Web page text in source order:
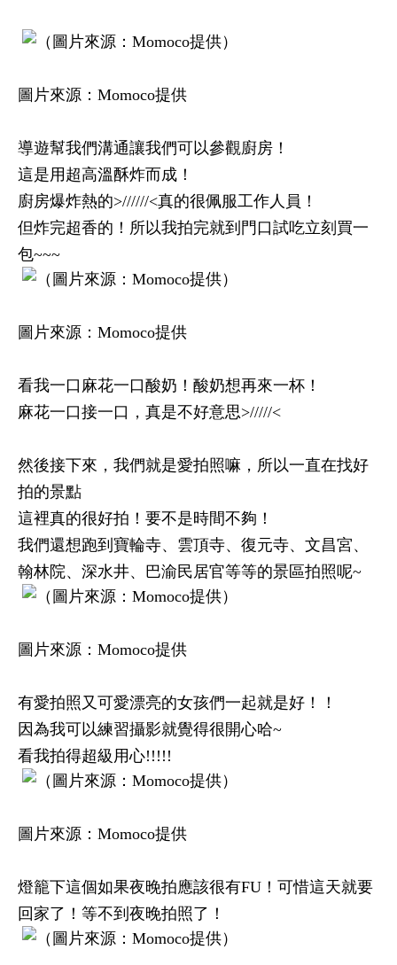
圖片來源：Momoco提供
導遊幫我們溝通讓我們可以參觀廚房！
這是用超高溫酥炸而成！
廚房爆炸熱的>//////<真的很佩服工作人員！
但炸完超香的！所以我拍完就到門口試吃立刻買一
包~~~
圖片來源：Momoco提供
看我一口麻花一口酸奶！酸奶想再來一杯！
麻花一口接一口，真是不好意思>/////<
然後接下來，我們就是愛拍照嘛，所以一直在找好
拍的景點
這裡真的很好拍！要不是時間不夠！
我們還想跑到寶輪寺、雲頂寺、復元寺、文昌宮、
翰林院、深水井、巴渝民居官等等的景區拍照呢~
圖片來源：Momoco提供
有愛拍照又可愛漂亮的女孩們一起就是好！！
因為我可以練習攝影就覺得很開心哈~
看我拍得超級用心!!!!!
圖片來源：Momoco提供
燈籠下這個如果夜晚拍應該很有FU！可惜這天就要
回家了！等不到夜晚拍照了！